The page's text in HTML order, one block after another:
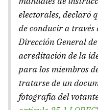
electorales, declaró
de conducir a través
Dirección General
acreditación de la
para los miembros
tratarse de un
fotografía del